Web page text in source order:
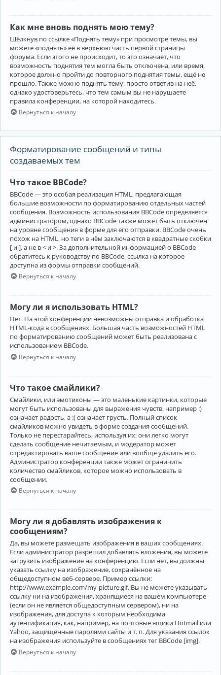
Как мне вновь поднять мою тему?
Щёлкнув по ссылке «Поднять тему» при просмотре темы, вы
можете «поднять» её в верхнюю часть первой страницы
форума. Если этого не происходит, то это означает, что
возможность поднятия тем могла быть отключена, или время,
которое должно пройти до повторного поднятия темы, ещё не
прошло. Также можно поднять тему, просто ответив на неё,
однако удостоверьтесь, что тем самым вы не нарушаете
правила конференции, на которой находитесь.
Вернуться к началу
Форматирование сообщений и типы
создаваемых тем
Что такое BBCode?
BBCode — это особая реализация HTML, предлагающая
большие возможности по форматированию отдельных частей
сообщения. Возможность использования BBCode определяется
администратором, однако BBCode также может быть отключён
на уровне сообщения в форме для его отправки. BBCode очень
похож на HTML, но теги в нём заключаются в квадратные скобки
[ и ], а не в < и >. За дополнительной информацией о BBCode
обратитесь к руководству по BBCode, ссылка на которое
доступна из формы отправки сообщений.
Вернуться к началу
Могу ли я использовать HTML?
Нет. На этой конференции невозможны отправка и обработка
HTML-кода в сообщениях. Большая часть возможностей HTML
по форматированию сообщений может быть реализована с
использованием BBCode.
Вернуться к началу
Что такое смайлики?
Смайлики, или эмотиконы — это маленькие картинки, которые
могут быть использованы для выражения чувств, например :)
означает радость, а :( означает грусть. Полный список
смайликов можно увидеть в форме создания сообщений.
Только не перестарайтесь, используя их: они легко могут
сделать сообщение нечитаемым, и модератор может
отредактировать ваше сообщение или вообще удалить его.
Администратор конференции также может ограничить
количество смайликов, которое можно использовать в
сообщении.
Вернуться к началу
Могу ли я добавлять изображения к
сообщениям?
Да, вы можете размещать изображения в ваших сообщениях.
Если администратор разрешил добавлять вложения, вы можете
загрузить изображение на конференцию. Если нет, вы должны
указать ссылку на изображение, сохранённое на
общедоступном веб-сервере. Пример ссылки:
http://www.example.com/my-picture.gif. Вы не можете указывать
ссылку ни на изображения, хранящиеся на вашем компьютере
(если он не является общедоступным сервером), ни на
изображения, для доступа к которым необходима
аутентификация, как, например, на почтовые ящики Hotmail или
Yahoo, защищённые паролями сайты и т. п. Для указания ссылок
на изображения используйте в сообщениях тег BBCode [img].
Вернуться к началу